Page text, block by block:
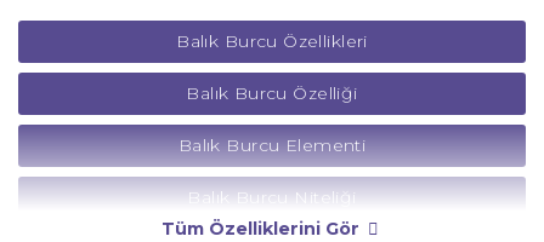
Balık Burcu Özellikleri
Balık Burcu Özelliği
Balık Burcu Elementi
Balık Burcu Niteliği
Tüm Özelliklerini Gör